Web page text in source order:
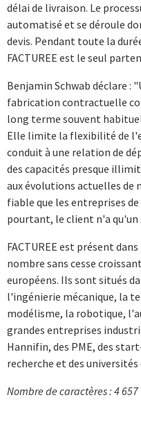
délai de livraison. Le
automatisé et se déroule
devis. Pendant toute la
FACTUREE est le seul
Benjamin Schwab déclare :
fabrication contractuelle
long terme souvent
Elle limite la flexibilité de
conduit à une relation de
des capacités presque
aux évolutions actuelles de
fiable que les entreprises
pourtant, le client n'a
FACTUREE est présent
nombre sans cesse
européens. Ils sont situés
l'ingénierie mécanique, la
modélisme, la robotique,
grandes entreprises
Hannifin, des PME, des
recherche et des
Nombre de caractères : 4 657